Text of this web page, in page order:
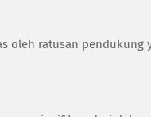
oleh ratusan pendukung